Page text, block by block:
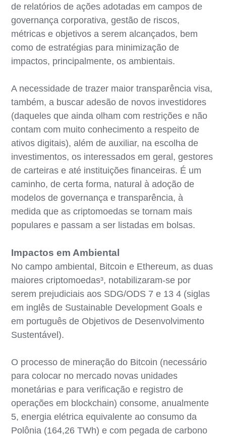
de relatórios de ações adotadas em campos de
governança corporativa, gestão de riscos,
métricas e objetivos a serem alcançados, bem
como de estratégias para minimização de
impactos, principalmente, os ambientais.
A necessidade de trazer maior transparência visa,
também, a buscar adesão de novos investidores
(daqueles que ainda olham com restrições e não
contam com muito conhecimento a respeito de
ativos digitais), além de auxiliar, na escolha de
investimentos, os interessados em geral, gestores
de carteiras e até instituições financeiras. É um
caminho, de certa forma, natural à adoção de
modelos de governança e transparência, à
medida que as criptomoedas se tornam mais
populares e passam a ser listadas em bolsas.
Impactos em Ambiental
No campo ambiental, Bitcoin e Ethereum, as duas
maiores criptomoedas³, notabilizaram-se por
serem prejudiciais aos SDG/ODS 7 e 13 4 (siglas
em inglês de Sustainable Development Goals e
em português de Objetivos de Desenvolvimento
Sustentável).
O processo de mineração do Bitcoin (necessário
para colocar no mercado novas unidades
monetárias e para verificação e registro de
operações em blockchain) consome, anualmente
5, energia elétrica equivalente ao consumo da
Polônia (164,26 TWh) e com pegada de carbono